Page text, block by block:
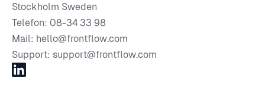
Stockholm Sweden
Telefon: 08-34 33 98
Mail: hello@frontflow.com
Support: support@frontflow.com